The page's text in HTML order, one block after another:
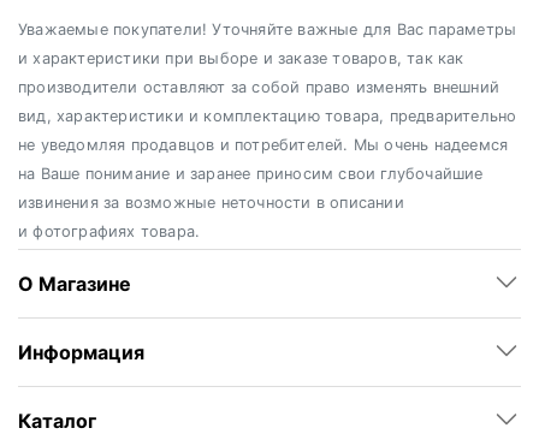
Уважаемые покупатели! Уточняйте важные для Вас параметры
и характеристики при выборе и заказе товаров, так как
производители оставляют за собой право изменять внешний
вид, характеристики и комплектацию товара, предварительно
не уведомляя продавцов и потребителей. Мы очень надеемся
на Ваше понимание и заранее приносим свои глубочайшие
извинения за возможные неточности в описании
и фотографиях товара.
О Магазине
Информация
Каталог